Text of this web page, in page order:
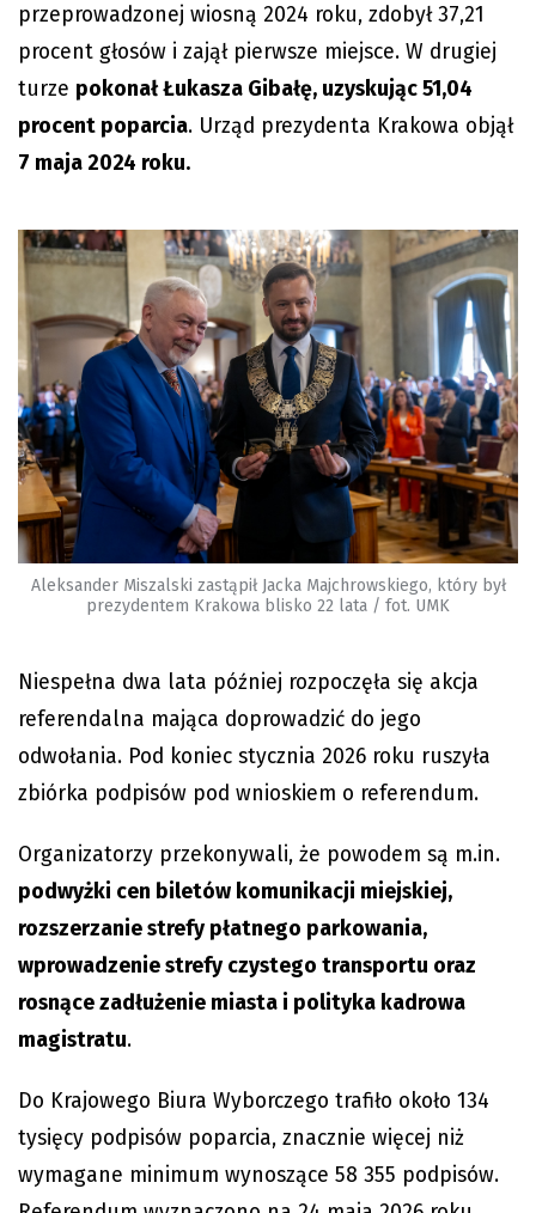
przeprowadzonej wiosną 2024 roku, zdobył 37,21
procent głosów i zajął pierwsze miejsce. W drugiej
turze pokonał Łukasza Gibałę, uzyskując 51,04
procent poparcia. Urząd prezydenta Krakowa objął
7 maja 2024 roku.
Aleksander Miszalski zastąpił Jacka Majchrowskiego, który był
prezydentem Krakowa blisko 22 lata / fot. UMK
Niespełna dwa lata później rozpoczęła się akcja
referendalna mająca doprowadzić do jego
odwołania. Pod koniec stycznia 2026 roku ruszyła
zbiórka podpisów pod wnioskiem o referendum.
Organizatorzy przekonywali, że powodem są m.in.
podwyżki cen biletów komunikacji miejskiej,
rozszerzanie strefy płatnego parkowania,
wprowadzenie strefy czystego transportu oraz
rosnące zadłużenie miasta i polityka kadrowa
magistratu.
Do Krajowego Biura Wyborczego trafiło około 134
tysięcy podpisów poparcia, znacznie więcej niż
wymagane minimum wynoszące 58 355 podpisów.